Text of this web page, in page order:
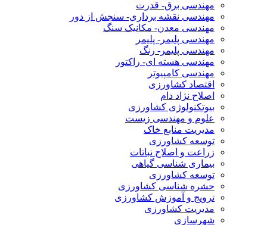
مهندسی برق- قدرت
مهندسی نقشه برداری- سنجش از دور
مهندسی معدن- مکانیک سنگ
مهندسی پلیمر- پلیمر
مهندسی پلیمر- رنگ
مهندسی هسته ای- راکتور
مهندسی کامپیوتر
اقتصاد کشاورزی
اصلاح نژاد دام
بیوتکنولوژی کشاورزی
علوم و مهندسی زیست
مدیریت منابع خاک
توسعه کشاورزی
زراعت و اصلاح نباتات
بیماری شناسی گیاهی
توسعه کشاورزی
حشره شناسی کشاورزی
ترویج و آموزش کشاورزی
مدیریت کشاورزی
شهرسازی